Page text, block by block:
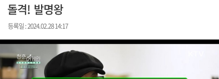
돌격! 발명왕
등록일 : 2024.02.28 14:17